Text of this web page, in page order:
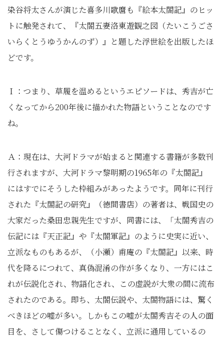
染谷将太さんが演じた喜多川歌麿も『絵本太閤記』のヒッ
トに触発されて、『太閤五妻洛東遊観之図（たいこうごさ
いらくとうゆうかんのず）』と題した浮世絵を出版したほ
どです。
Ｉ：つまり、草履を温めるというエピソードは、秀吉が亡
くなってから200年後に描かれた物語ということなのです
ね。
Ａ：現在は、大河ドラマが始まると関連する書籍が多数刊
行されますが、大河ドラマ黎明期の1965年の『太閤記』
にはすでにそうした枠組みがあったようです。同年に刊行
された『太閤記の研究』（徳間書店）の著者は、戦国史の
大家だった桑田忠親先生ですが、同書には、「太閤秀吉の
伝記には『天正記』や『太閤軍記』のように史実に近い、
立派なものもあるが、（小瀬）甫庵の『太閤記』以来、時
代を降るにつれて、真偽混淆の作が多くなり、一方にはこ
れが伝説化され、物語化され、この虚説が大衆の間に流布
されたのである。即ち、太閤伝説や、太閤物語には、驚く
べきほどの嘘が多い。しかもこの嘘が太閤秀吉その人の面
目を、さして傷つけることなく、立派に通用しているの